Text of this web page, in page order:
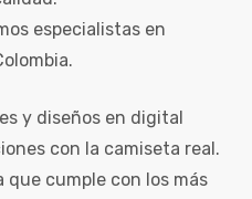
especialistas en
y diseños en digital
con la camiseta real.
que cumple con los más